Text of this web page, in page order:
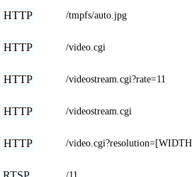
HTTP /tmpfs/auto.jpg
HTTP /video.cgi
HTTP /videostream.cgi?rate=11
HTTP /videostream.cgi
HTTP /